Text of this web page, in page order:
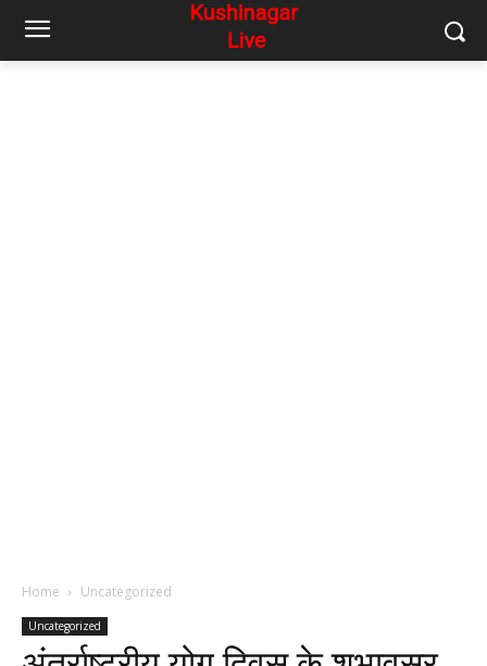
Home Uncategorized
Uncategorized